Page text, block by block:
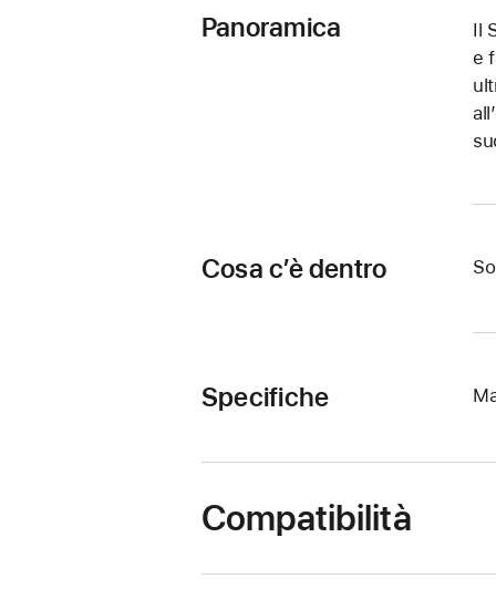
Panoramica
Il
e
Cosa c’è dentro
Specifiche
Compatibilità